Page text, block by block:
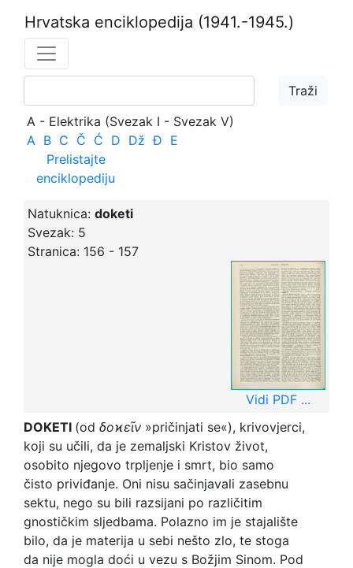
Hrvatska enciklopedija (1941.-1945.)
A - Elektrika (Svezak I - Svezak V)
A B C Č Ć D Dž Đ E
Prelistajte
enciklopediju
Natuknica: doketi
Svezak: 5
Stranica: 156 - 157
Vidi PDF ...
DOKETI (od δοϰεῖν »pričinjati se«), krivovjerci,
koji su učili, da je zemaljski Kristov život,
osobito njegovo trpljenje i smrt, bio samo
čisto priviđanje. Oni nisu sačinjavali zasebnu
sektu, nego su bili razsijani po različitim
gnostičkim sljedbama. Polazno im je stajalište
bilo, da je materija u sebi nešto zlo, te stoga
da nije mogla doći u vezu s Božjim Sinom. Pod